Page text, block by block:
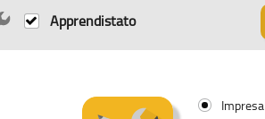
Apprendistato
Impresa